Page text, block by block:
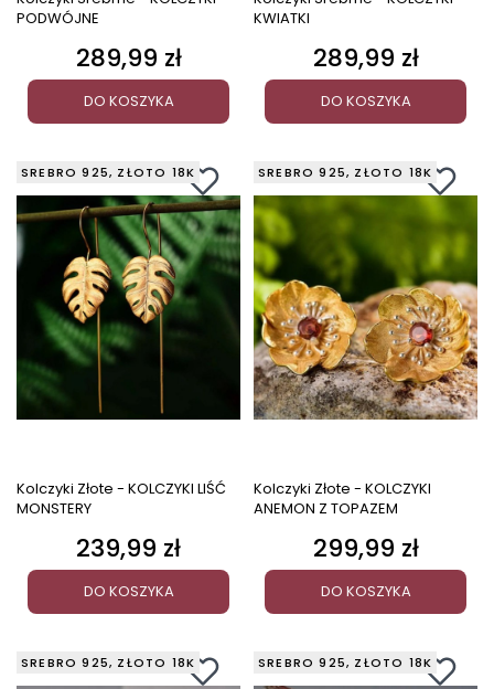
PODWÓJNE
Cena
289,99 zł
DO KOSZYKA
KWIATKI
Cena
289,99 zł
DO KOSZYKA
SREBRO 925, ZŁOTO 18K
Kolczyki Złote - KOLCZYKI LIŚĆ
MONSTERY
Cena
239,99 zł
DO KOSZYKA
SREBRO 925, ZŁOTO 18K
Kolczyki Złote - KOLCZYKI
ANEMON Z TOPAZEM
Cena
299,99 zł
DO KOSZYKA
SREBRO 925, ZŁOTO 18K SREBRO 925, ZŁOTO 18K